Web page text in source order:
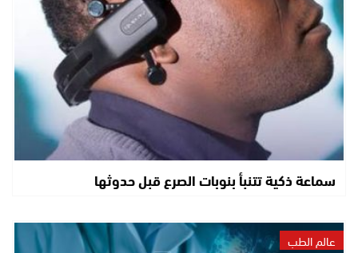
سماعة ذكية تتنبأ بنوبات الصرع قبل حدوثها
عالم الطب